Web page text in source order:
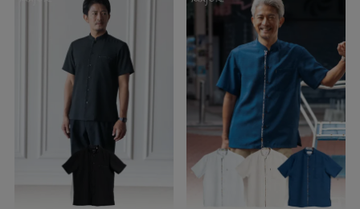
再入荷商品
アウトレット
サイズから探す